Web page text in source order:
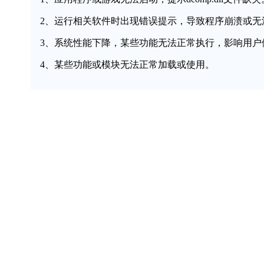
2、运行相关软件时出现错误提示，导致程序崩溃或无
3、系统性能下降，某些功能无法正常执行，影响用户
4、某些功能或模块无法正常加载或使用。